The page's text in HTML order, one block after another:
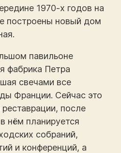
1970-х годов на
построены новый дом
павильоне
фабрика Петра
свечами все
Франции. Сейчас это
после
нём планируется
собраний,
и конференций, а